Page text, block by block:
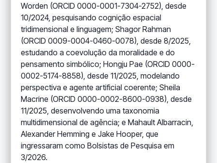
Worden (ORCID 0000-0001-7304-2752), desde
10/2024, pesquisando cognição espacial
tridimensional e linguagem; Shagor Rahman
(ORCID 0009-0004-0460-0078), desde 8/2025,
estudando a coevolução da moralidade e do
pensamento simbólico; Hongju Pae (ORCID 0000-
0002-5174-8858), desde 11/2025, modelando
perspectiva e agente artificial coerente; Sheila
Macrine (ORCID 0000-0002-8600-0938), desde
11/2025, desenvolvendo uma taxonomia
multidimensional de agência; e Mahault Albarracin,
Alexander Hemming e Jake Hooper, que
ingressaram como Bolsistas de Pesquisa em
3/2026.